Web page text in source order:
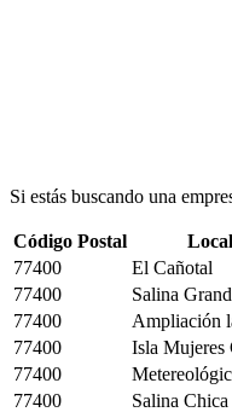
Si estás buscando una
Código Postal
77400
El Cañotal
77400
Salina
77400
Ampliación
77400
Isla Mujeres
77400
77400
Salina Chica